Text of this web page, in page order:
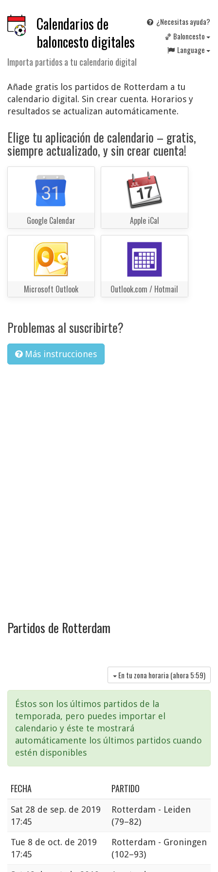
Calendarios de
baloncesto digitales
Importa partidos a tu calendario digital
¿Necesitas ayuda?
🏀 Baloncesto
Language
Añade gratis los partidos de Rotterdam a tu
calendario digital. Sin crear cuenta. Horarios y
resultados se actualizan automáticamente.
Elige tu aplicación de calendario – gratis,
siempre actualizado, y sin crear cuenta!
Google Calendar Apple iCal
Microsoft Outlook Outlook.com / Hotmail
Problemas al suscribirte?
Más instrucciones
Partidos de Rotterdam
En tu zona horaria (ahora 5:59)
Éstos son los últimos partidos de la
temporada, pero puedes importar el
calendario y éste te mostrará
automáticamente los últimos partidos cuando
estén disponibles
FECHA PARTIDO
Sat 28 de sep. de 2019
17:45
Rotterdam - Leiden
(79–82)
Tue 8 de oct. de 2019
17:45
Rotterdam - Groningen
(102–93)